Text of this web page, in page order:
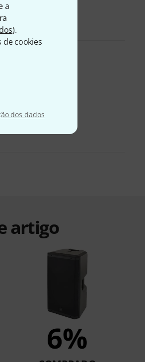
a
).
cookies
dos dados
artigo
6%